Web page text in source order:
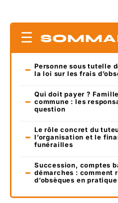
Personne sous tutelle
la loi sur les frais
Qui doit payer ?
commune : les
question
Le rôle concret du
l’organisation et le
funérailles
Succession, comptes
démarches : comment
d’obsèques en pratique